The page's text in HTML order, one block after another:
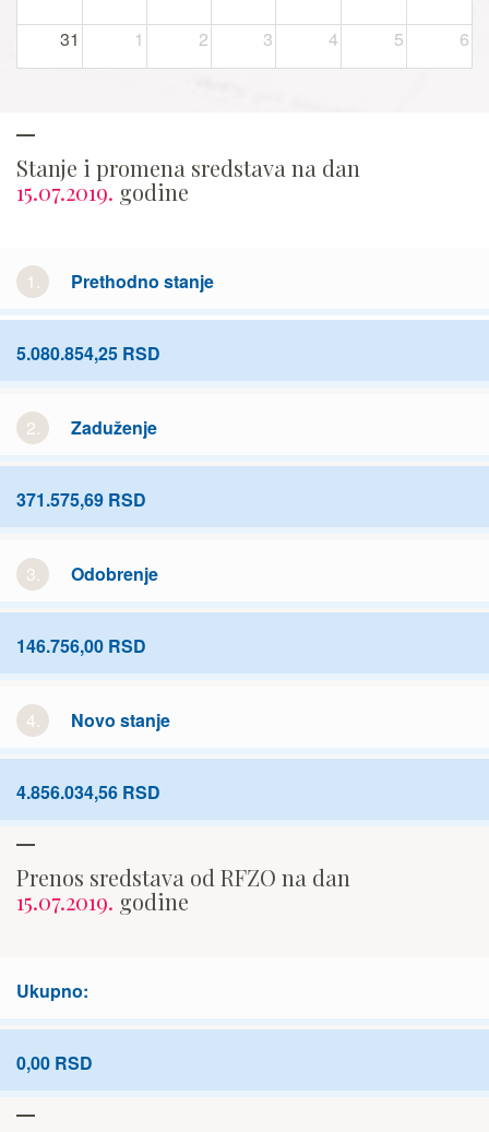
31 1 2 3 4 5 6
Stanje i promena sredstava na dan
15.07.2019. godine
1. Prethodno stanje
5.080.854,25 RSD
2. Zaduženje
371.575,69 RSD
3. Odobrenje
146.756,00 RSD
4. Novo stanje
4.856.034,56 RSD
Prenos sredstava od RFZO na dan
15.07.2019. godine
Ukupno:
0,00 RSD